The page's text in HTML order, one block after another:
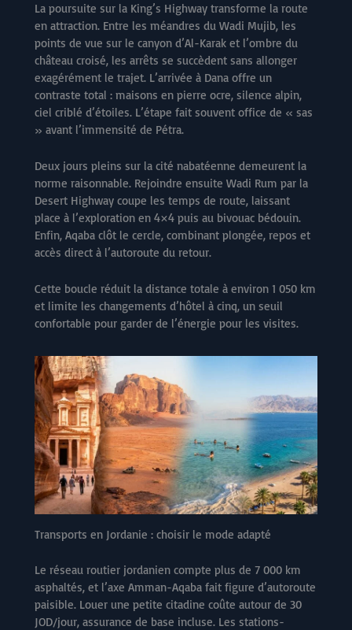
La poursuite sur la King’s Highway transforme la route
en attraction. Entre les méandres du Wadi Mujib, les
points de vue sur le canyon d’Al-Karak et l’ombre du
château croisé, les arrêts se succèdent sans allonger
exagérément le trajet. L’arrivée à Dana offre un
contraste total : maisons en pierre ocre, silence alpin,
ciel criblé d’étoiles. L’étape fait souvent office de « sas
» avant l’immensité de Pétra.
Deux jours pleins sur la cité nabatéenne demeurent la
norme raisonnable. Rejoindre ensuite Wadi Rum par la
Desert Highway coupe les temps de route, laissant
place à l’exploration en 4×4 puis au bivouac bédouin.
Enfin, Aqaba clôt le cercle, combinant plongée, repos et
accès direct à l’autoroute du retour.
Cette boucle réduit la distance totale à environ 1 050 km
et limite les changements d’hôtel à cinq, un seuil
confortable pour garder de l’énergie pour les visites.
Transports en Jordanie : choisir le mode adapté
Le réseau routier jordanien compte plus de 7 000 km
asphaltés, et l’axe Amman-Aqaba fait figure d’autoroute
paisible. Louer une petite citadine coûte autour de 30
JOD/jour, assurance de base incluse. Les stations-